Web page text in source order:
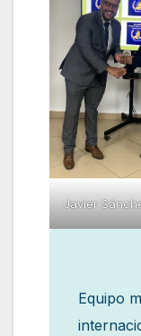
Javier
Equipo